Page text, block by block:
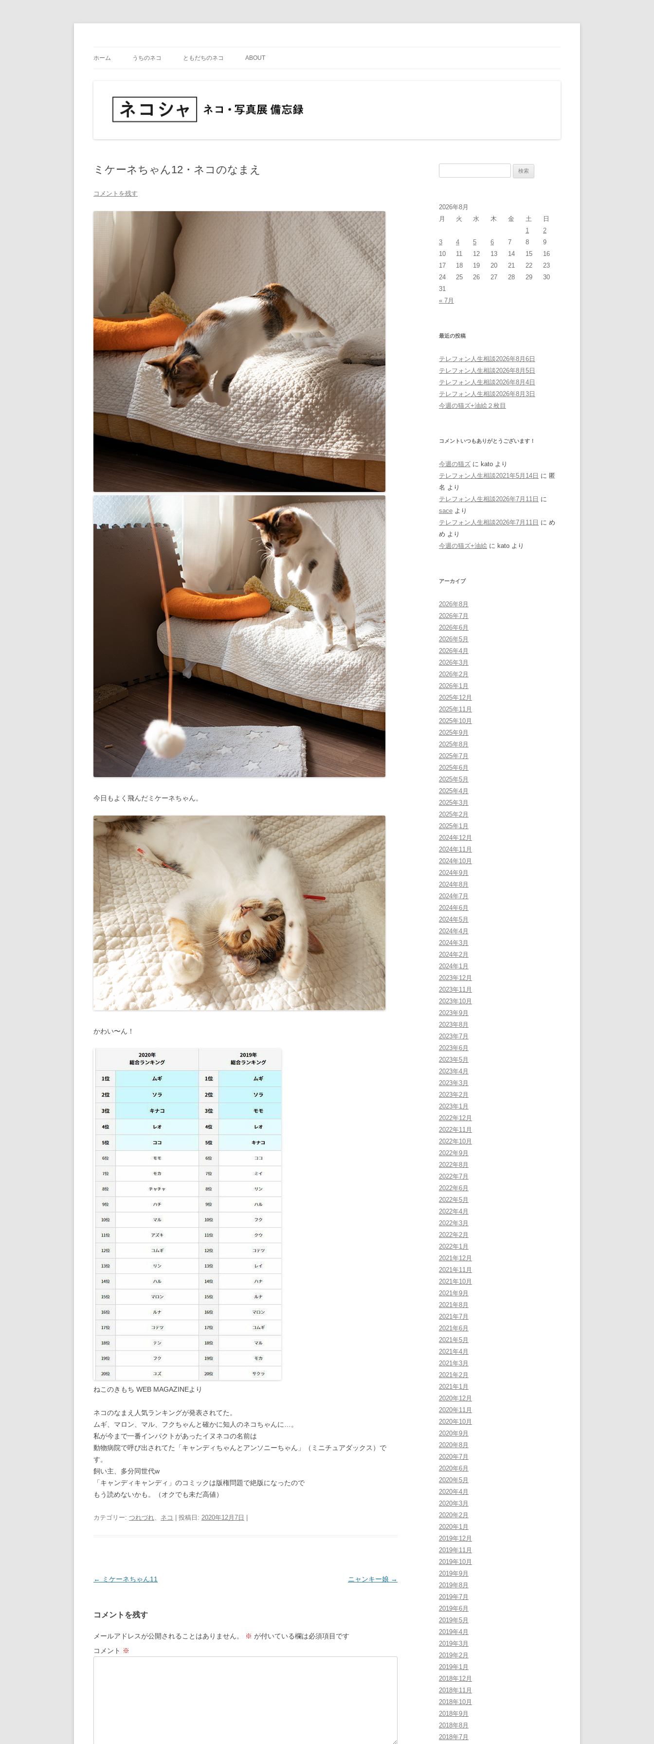
へ
ホーム うちのネコ ともだちのネコ ABOUT
ミケーネちゃん12・ネコのなまえ
コメントを残す
今日もよく飛んだミケーネちゃん。
かわい〜ん！
ねこのきもち WEB MAGAZINEより
ネコのなまえ人気ランキングが発表されてた。
ムギ、マロン、マル、フクちゃんと確かに知人のネコちゃんに…。
私が今まで一番インパクトがあったイヌネコの名前は
動物病院で呼び出されてた「キャンディちゃんとアンソニーちゃん」（ミニチュアダックス）で
す。
飼い主、多分同世代w
「キャンディキャンディ」のコミックは版権問題で絶版になったので
もう読めないかも。（オクでも未だ高値）
カテゴリー: つれづれ、 ネコ | 投稿日: 2020年12月7日
投
ビ
ゲ
ー
← ミケーネちゃん11 ニャンキー娘 →
コメントを残す
メールアドレスが公開されることはありません。 ※ が付いている欄は必須項目です
コメント ※
2026年8月
月
火 水 木 金 土
日
1
2
3
4 5 6 7 8
9
10
11 12 13 14 15
16
17
18 19 20 21 22
23
24
25 26 27 28 29
30
31
« 7月
最近の投稿
テレフォン人生相談2026年8月6日
テレフォン人生相談2026年8月5日
テレフォン人生相談2026年8月4日
テレフォン人生相談2026年8月3日
今週の猫ズ+油絵２枚目
コメントいつもありがとうございます！
今週の猫ズ に kato より
テレフォン人生相談2021年5月14日 に 匿
名 より
テレフォン人生相談2026年7月11日 に
sace より
テレフォン人生相談2026年7月11日 に め
め より
今週の猫ズ+油絵 に kato より
アーカイブ
2026年8月
2026年7月
2026年6月
2026年5月
2026年4月
2026年3月
2026年2月
2026年1月
2025年12月
2025年11月
2025年10月
2025年9月
2025年8月
2025年7月
2025年6月
2025年5月
2025年4月
2025年3月
2025年2月
2025年1月
2024年12月
2024年11月
2024年10月
2024年9月
2024年8月
2024年7月
2024年6月
2024年5月
2024年4月
2024年3月
2024年2月
2024年1月
2023年12月
2023年11月
2023年10月
2023年9月
2023年8月
2023年7月
2023年6月
2023年5月
2023年4月
2023年3月
2023年2月
2023年1月
2022年12月
2022年11月
2022年10月
2022年9月
2022年8月
2022年7月
2022年6月
2022年5月
2022年4月
2022年3月
2022年2月
2022年1月
2021年12月
2021年11月
2021年10月
2021年9月
2021年8月
2021年7月
2021年6月
2021年5月
2021年4月
2021年3月
2021年2月
2021年1月
2020年12月
2020年11月
2020年10月
2020年9月
2020年8月
2020年7月
2020年6月
2020年5月
2020年4月
2020年3月
2020年2月
2020年1月
2019年12月
2019年11月
2019年10月
2019年9月
2019年8月
2019年7月
2019年6月
2019年5月
2019年4月
2019年3月
2019年2月
2019年1月
2018年12月
2018年11月
2018年10月
2018年9月
2018年8月
2018年7月